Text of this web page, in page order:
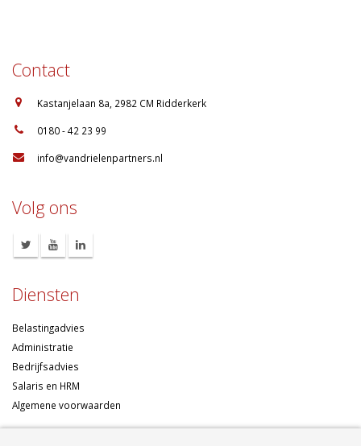
Contact
Kastanjelaan 8a, 2982 CM Ridderkerk
0180 - 42 23 99
info@vandrielenpartners.nl
Volg ons
Diensten
Belastingadvies
Administratie
Bedrijfsadvies
Salaris en HRM
Algemene voorwaarden